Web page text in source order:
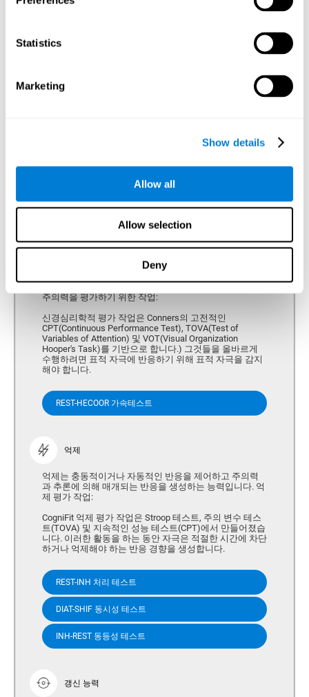
Statistics
Marketing
Show details
Allow all
Allow selection
Deny
의 전반적 평가 테스트에서 평가할 수 있습니다.
분리 주의는 한 개 이상의 자극이나 활동에 동시에 주의를
기울일 수 있는 능력입니다. 분리 주의를 평가하기 위한 과
(Stroop, 1935)라고 불리는 테스트에 기반해 만들어졌습니
다. 두 가지 액티비티를 동시에 수행하는 것이 요구되는 과
서 두 가지 일에 동시에 반응해야 합니다.
동시성 테스트 DIAT-SHIF
초점력
객관적인 자극에 주의를 집중할 수 있는 능력입니다. 집중
주의력을 평가하기 위한 작업:
신경심리학적 평가 작업은 Conners의 고전적인
CPT(Continuous Performance Test), TOVA(Test of
Variables of Attention) 및 VOT(Visual Organization
Hooper's Task)를 기반으로 합니다.) 그것들을 올바르게
수행하려면 표적 자극에 반응하기 위해 표적 자극을 감지
해야 합니다.
REST-HECOOR 가속테스트
억제
억제는 충동적이거나 자동적인 반응을 제어하고 주의력
과 추론에 의해 매개되는 반응을 생성하는 능력입니다. 억
제 평가 작업:
CogniFit 억제 평가 작업은 Stroop 테스트, 주의 변수 테스
트(TOVA) 및 지속적인 성능 테스트(CPT)에서 만들어졌습
니다. 이러한 활동을 하는 동안 자극은 적절한 시간에 차단
하거나 억제해야 하는 반응 경향을 생성합니다.
REST-INH 처리 테스트
DIAT-SHIF 동시성 테스트
INH-REST 동등성 테스트
갱신 능력